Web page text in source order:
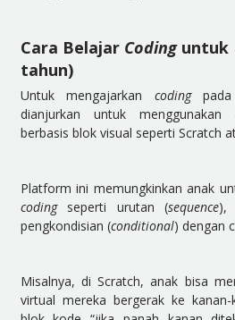
Cara Belajar Coding untuk
tahun)
Untuk mengajarkan coding
dianjurkan untuk
berbasis blok visual seperti Scratch
Platform ini memungkinkan anak
codingseperti urutan (sequence),
pengkondisian (conditional) dengan
Misalnya, di Scratch, anak bisa
virtual mereka bergerak ke